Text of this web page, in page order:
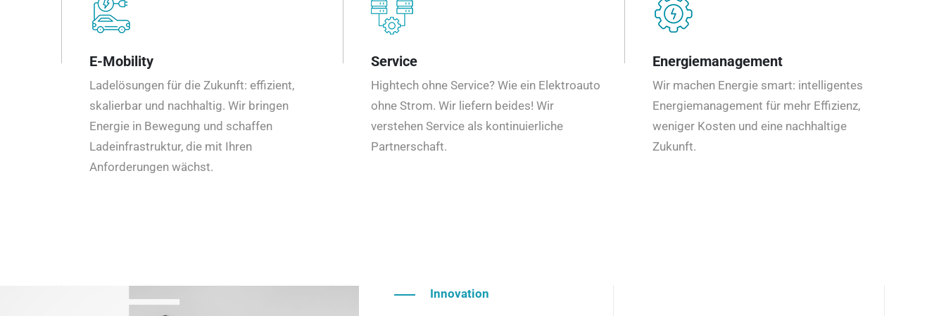
E-Mobility
Ladelösungen für die Zukunft: effizient,
skalierbar und nachhaltig. Wir bringen
Energie in Bewegung und schaffen
Ladeinfrastruktur, die mit Ihren
Anforderungen wächst.
Service
Hightech ohne Service? Wie ein Elektroauto
ohne Strom. Wir liefern beides! Wir
verstehen Service als kontinuierliche
Partnerschaft.
Energiemanagement
Wir machen Energie smart: intelligentes
Energiemanagement für mehr Effizienz,
weniger Kosten und eine nachhaltige
Zukunft.
Innovation